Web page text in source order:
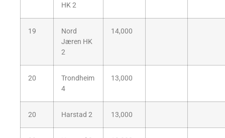
HK 2
19
Nord
Jæren HK
2
14,000
20
Trondheim
4
13,000
20 Harstad 2 13,000